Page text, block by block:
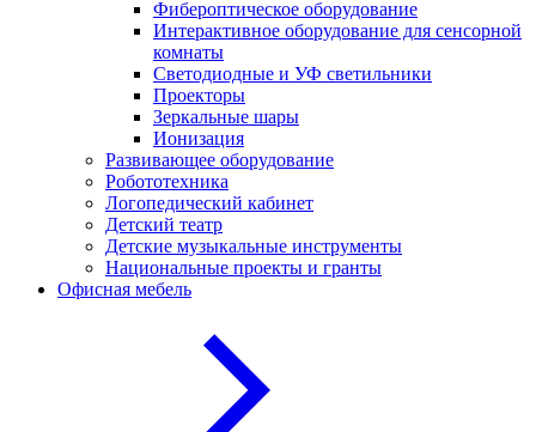
Фибероптическое оборудование
Интерактивное оборудование для сенсорной
комнаты
Светодиодные и УФ светильники
Проекторы
Зеркальные шары
Ионизация
Развивающее оборудование
Робототехника
Логопедический кабинет
Детский театр
Детские музыкальные инструменты
Национальные проекты и гранты
Офисная мебель